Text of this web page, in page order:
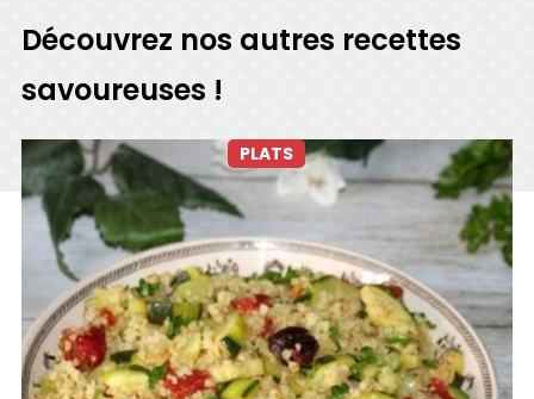
Découvrez nos autres recettes
savoureuses !
PLATS